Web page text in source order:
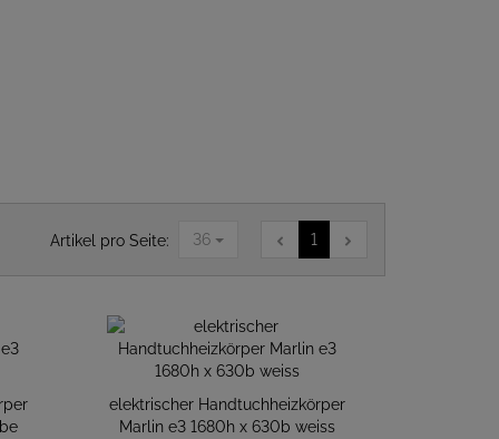
Artikel pro Seite: 36 1
elektrischer Handtuchheizkörper
Marlin e3 1680h x 630b weiss